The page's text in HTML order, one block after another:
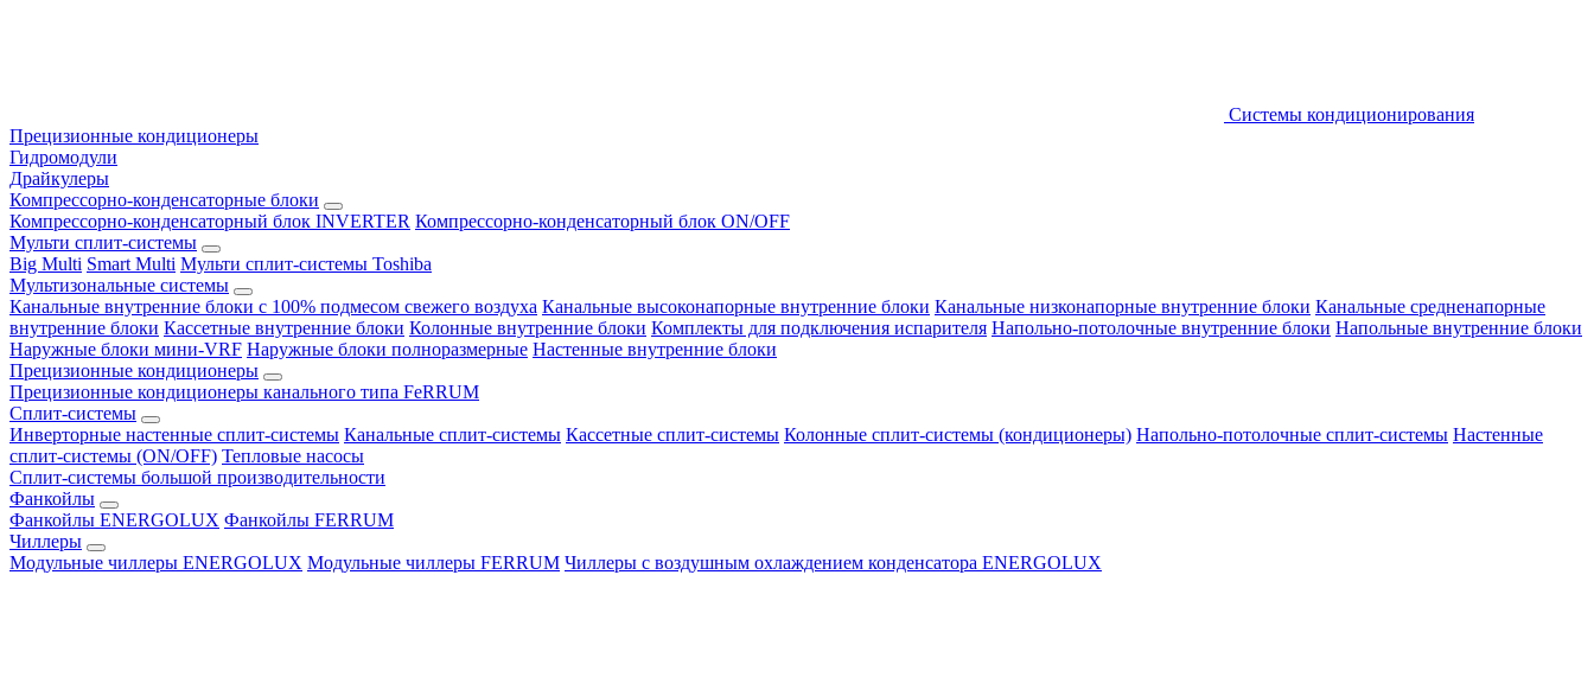
Системы кондиционирования
Прецизионные кондиционеры
Гидромодули
Драйкулеры
Компрессорно-конденсаторные блоки
Компрессорно-конденсаторный блок INVERTER Компрессорно-конденсаторный блок ON/OFF
Мульти сплит-системы
Big Multi Smart Multi Мульти сплит-системы Toshiba
Мультизональные системы
Канальные внутренние блоки с 100% подмесом свежего воздуха Канальные высоконапорные внутренние блоки Канальные низконапорные внутренние блоки Канальные средненапорные
внутренние блоки Кассетные внутренние блоки Колонные внутренние блоки Комплекты для подключения испарителя Напольно-потолочные внутренние блоки Напольные внутренние блоки
Наружные блоки мини-VRF Наружные блоки полноразмерные Настенные внутренние блоки
Прецизионные кондиционеры
Прецизионные кондиционеры канального типа FeRRUM
Сплит-системы
Инверторные настенные сплит-системы Канальные сплит-системы Кассетные сплит-системы Колонные сплит-системы (кондиционеры) Напольно-потолочные сплит-системы Настенные
сплит-системы (ON/OFF) Тепловые насосы
Сплит-системы большой производительности
Фанкойлы
Фанкойлы ENERGOLUX Фанкойлы FERRUM
Чиллеры
Модульные чиллеры ENERGOLUX Модульные чиллеры FERRUM Чиллеры с воздушным охлаждением конденсатора ENERGOLUX